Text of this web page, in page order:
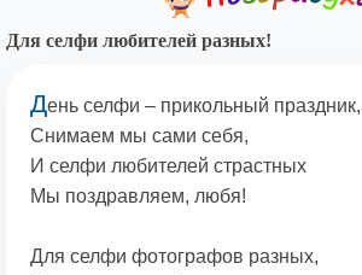
Для селфи любителей разных!
День селфи – прикольный праздник,
Снимаем мы сами себя,
И селфи любителей страстных
Мы поздравляем, любя!
Для селфи фотографов разных,